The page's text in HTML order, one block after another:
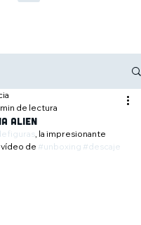
Alien
min de lectura
, la impresionante
vídeo de #unboxing #descaje